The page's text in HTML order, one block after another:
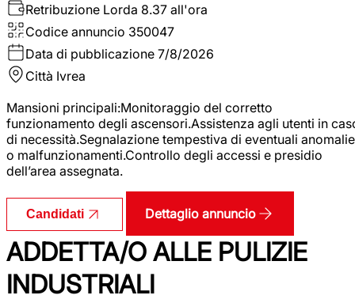
Retribuzione Lorda 8.37 all'ora
Codice annuncio 350047
Data di pubblicazione 7/8/2026
Città Ivrea
Mansioni principali:Monitoraggio del corretto
funzionamento degli ascensori.Assistenza agli utenti in
di necessità.Segnalazione tempestiva di eventuali anomalie
o malfunzionamenti.Controllo degli accessi e presidio
dell’area assegnata.
Candidati Dettaglio annuncio
ADDETTA/O ALLE PULIZIE
INDUSTRIALI